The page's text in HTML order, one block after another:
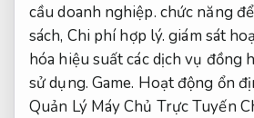
cầu doanh nghiệp. chức năng
sách, Chi phí hợp lý. giám sát
hóa hiệu suất các dịch vụ đồng
sử dụng. Game. Hoạt động ổn
Quản Lý Máy Chủ Trực Tuyến